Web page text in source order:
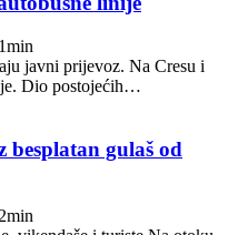
javni prijevoz. Na Cresu i
Dio postojećih…
besplatan gulaš od